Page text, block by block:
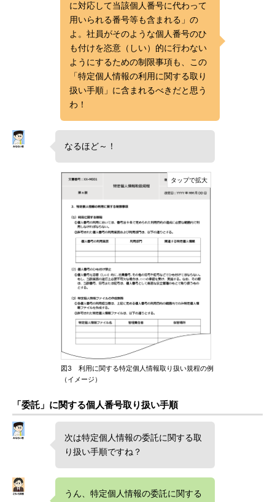
に対応して当該個人番号に代わって
用いられる番号等も含まれる」の
よ。社員がそのような個人番号のひ
も付けを恣意（しい）的に行わない
ようにするための制限事項も、この
「特定個人情報の利用に関する取り
扱い手順」に含まれるべきだと思う
わ！
なるほど～！
図3 利用に関する特定個人情報取り扱い規程の例
（イメージ）
「委託」に関する個人番号取り扱い手順
次は特定個人情報の委託に関する取
り扱い手順ですね？
うん、特定個人情報の委託に関する